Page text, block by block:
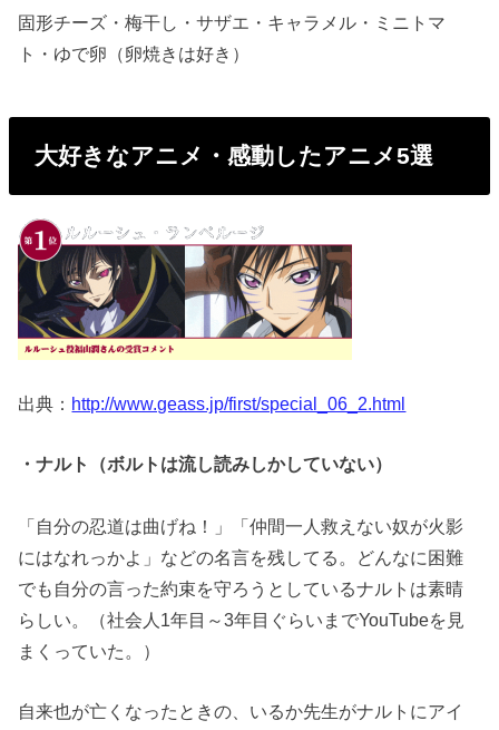
固形チーズ・梅干し・サザエ・キャラメル・ミニトマ
ト・ゆで卵（卵焼きは好き）
大好きなアニメ・感動したアニメ5選
出典： http://www.geass.jp/first/special_06_2.html
・ナルト（ボルトは流し読みしかしていない）
「自分の忍道は曲げね！」「仲間一人救えない奴が火影
にはなれっかよ」などの名言を残してる。どんなに困難
でも自分の言った約束を守ろうとしているナルトは素晴
らしい。（社会人1年目～3年目ぐらいまでYouTubeを見
まくっていた。）
自来也が亡くなったときの、いるか先生がナルトにアイ